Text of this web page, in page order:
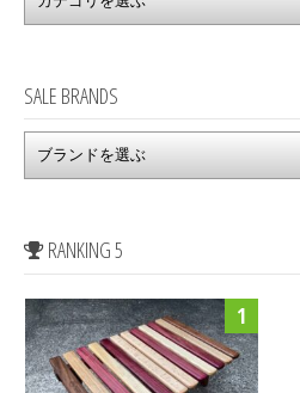
SALE BRANDS
RANKING 5